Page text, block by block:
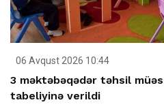
06 Avqust 2026 10:44
3 məktəbəqədər təhsil
tabeliyinə verildi